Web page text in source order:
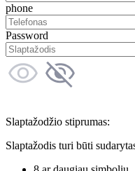
phone
Password
Slaptažodžio stiprumas:
Slaptažodis turi būti